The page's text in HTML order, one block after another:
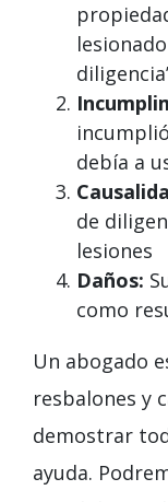
debía a
de
lesiones
Daños:
como
Un abogado
resbalones y
demostrar
ayuda.